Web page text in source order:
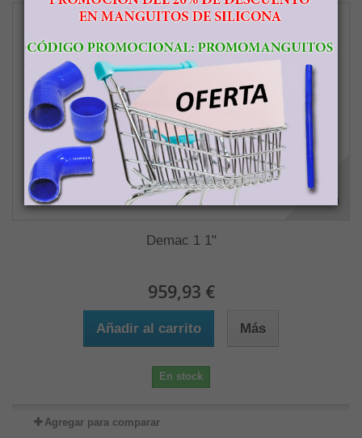
Demac 1 1"
959,93 €
Añadir al carrito Más
En stock
Agregar para comparar